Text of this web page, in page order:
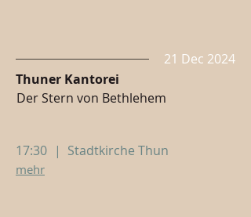
21 Dec 2024
Thuner Kantorei
Der Stern von Bethlehem
17:30 | Stadtkirche Thun
mehr